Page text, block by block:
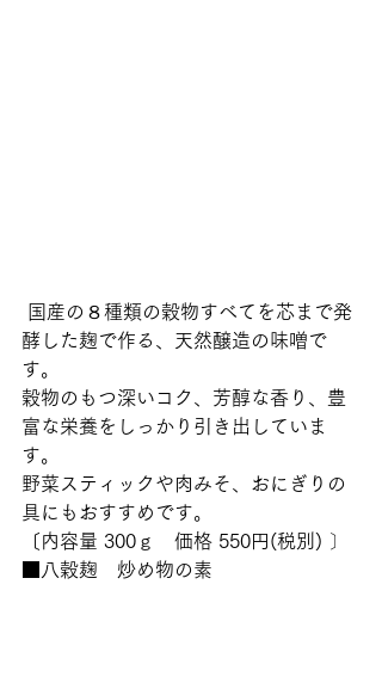
酵した麹で作る、天然醸造の味噌で
す。
穀物のもつ深いコク、芳醇な香り、豊
富な栄養をしっかり引き出していま
す。
野菜スティックや肉みそ、おにぎりの
具にもおすすめです。
〔内容量 300ｇ　価格 550円(税別) 〕
■八穀麹　炒め物の素